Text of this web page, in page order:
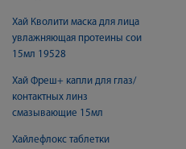
Хай Кволити маска для лица
увлажняющая протеины сои
15мл 19528
Хай Фреш+ капли для глаз/
контактных линз
смазывающие 15мл
Хайлефлокс таблетки